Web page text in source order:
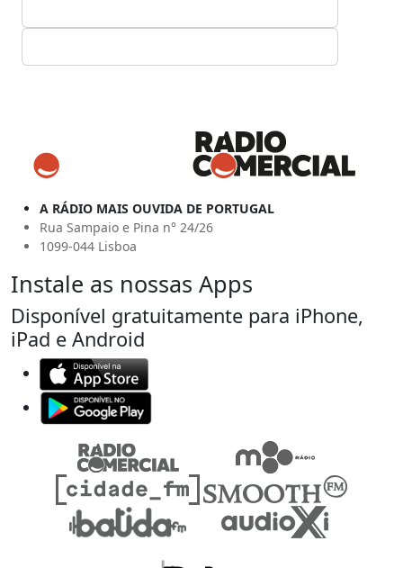
A RÁDIO MAIS OUVIDA DE PORTUGAL
Rua Sampaio e Pina n° 24/26
1099-044 Lisboa
Instale as nossas Apps
Disponível gratuitamente para iPhone,
iPad e Android